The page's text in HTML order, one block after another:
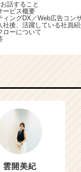
話すること
ービス概要
ィングDX／Web広告コン
社後、活躍している社員
ローについて
雲開美紀